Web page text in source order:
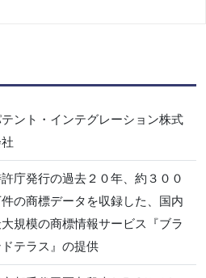
ント・インテグレーション株式
庁発行の過去２０年、約３００
の商標データを収録した、国内
規模の商標情報サービス『ブラ
ドテラス』の提供